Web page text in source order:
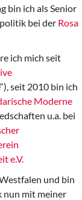
bin ich als Senior
bei der Rosa
ich mich seit
seit 2010 bin ich
Moderne
u.a. bei
e.V.
und bin
nun mit meiner